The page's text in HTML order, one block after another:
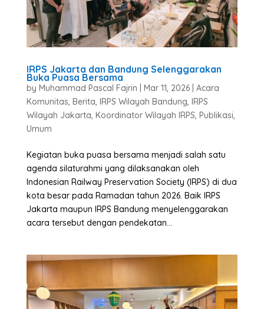
IRPS Jakarta dan Bandung Selenggarakan
Buka Puasa Bersama
by Muhammad Pascal Fajrin Mar 11, 2026| Acara
Komunitas, Berita, IRPS Wilayah Bandung, IRPS
Wilayah Jakarta, Koordinator Wilayah IRPS, Publikasi,
Umum
Kegiatan buka puasa bersama menjadi salah satu
agenda silaturahmi yang dilaksanakan oleh
Indonesian Railway Preservation Society (IRPS) di dua
kota besar pada Ramadan tahun 2026. Baik IRPS
Jakarta maupun IRPS Bandung menyelenggarakan
acara tersebut dengan pendekatan...